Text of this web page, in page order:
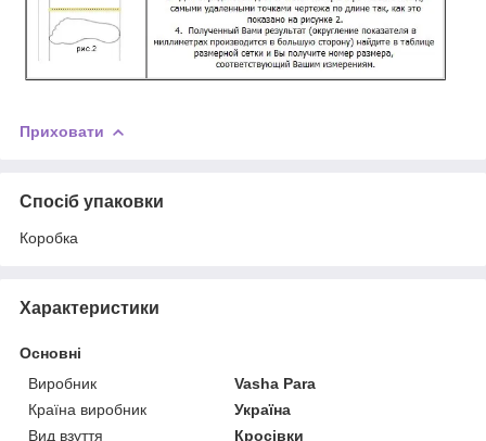
Приховати
Спосіб упаковки
Коробка
Характеристики
Основні
Виробник
Vasha Para
Країна виробник
Україна
Вид взуття
Кросівки